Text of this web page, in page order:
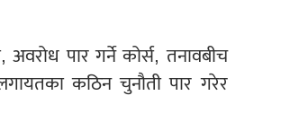
पार गर्ने कोर्स, तनावबीच
कठिन चुनौती पार गरेर